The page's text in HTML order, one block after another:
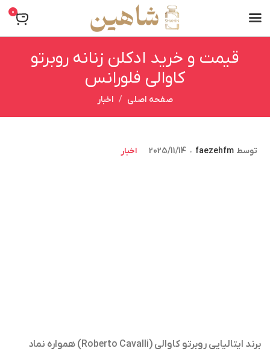
0
قیمت و خرید ادکلن زنانه روبرتو
کاوالی فلورانس
صفحه اصلی اخبار
توسط faezehfm
2025/11/14 اخبار
برند ایتالیایی روبرتو کاوالی (Roberto Cavalli) همواره نماد